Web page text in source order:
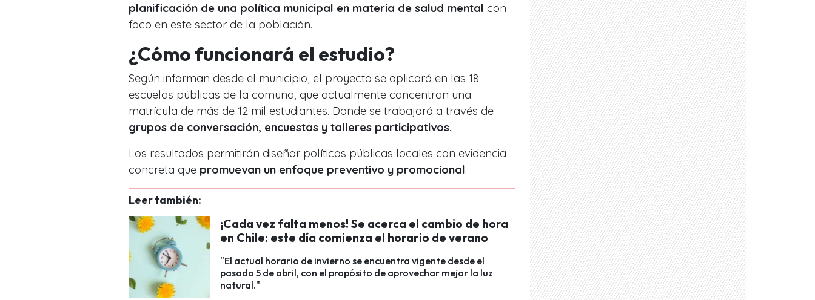
planificación de una política municipal en materia de salud mental con
foco en este sector de la población.
¿Cómo funcionará el estudio?
Según informan desde el municipio, el proyecto se aplicará en las 18
escuelas públicas de la comuna, que actualmente concentran una
matrícula de más de 12 mil estudiantes. Donde se trabajará a través de
grupos de conversación, encuestas y talleres participativos.
Los resultados permitirán diseñar políticas públicas locales con evidencia
concreta que promuevan un enfoque preventivo y promocional.
Leer también:
¡Cada vez falta menos! Se acerca el cambio de hora
en Chile: este día comienza el horario de verano
"El actual horario de invierno se encuentra vigente desde el
pasado 5 de abril, con el propósito de aprovechar mejor la luz
natural."